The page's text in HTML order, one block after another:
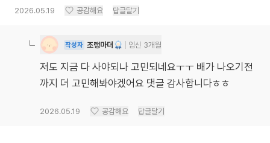
2026.05.19 공감해요 답글달기
작성자 조랭마더 임신 3개월
저도 지금 다 사야되나 고민되네요ㅜㅜ 배가 나오기전
까지 더 고민해봐야겠어요 댓글 감사합니다ㅎㅎ
2026.05.19 공감해요 답글달기